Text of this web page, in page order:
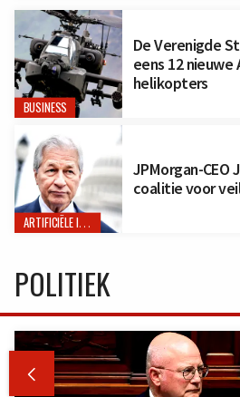
BUSINESS
De Verenigde
eens 12 nieuwe
helikopters
ARTIFICIËLE INTELLIGENTIE
JPMorgan-CEO
coalitie voor
POLITIEK
